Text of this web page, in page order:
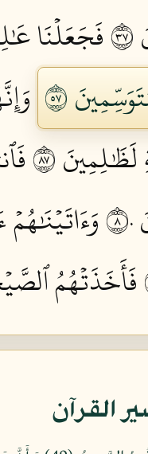
فَجَعَلۡنَا
٧٥
٧٨
وَءَاتَيۡنَٰهُمۡ
فَأَخَذَتۡهُمُ
القرآن